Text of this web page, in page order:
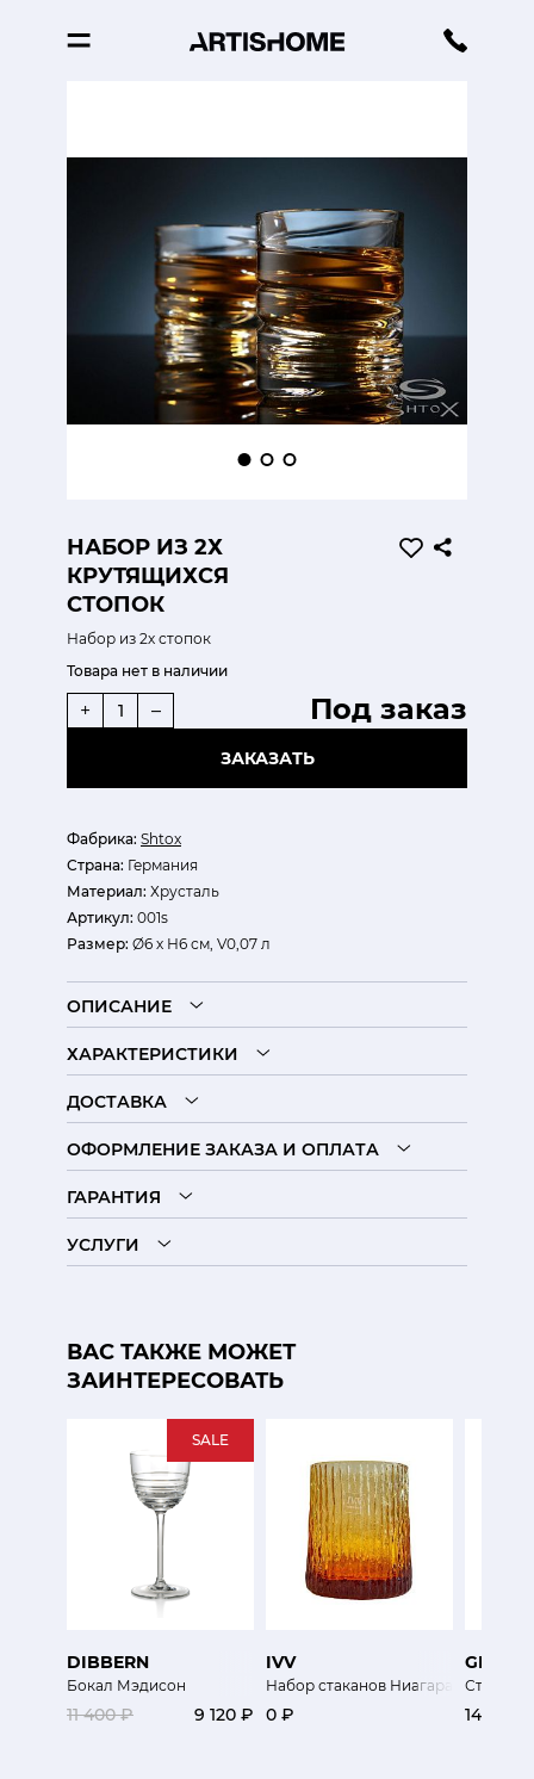
НАБОР ИЗ 2Х
КРУТЯЩИХСЯ
СТОПОК
Набор из 2х стопок
Фабрика: Shtox
Страна: Германия
Материал: Хрусталь
Артикул: 001s
Размер: Ø6 х Н6 см, V0,07 л
Товара нет в наличии
Под заказ
+ –
ЗАКАЗАТЬ
ОПИСАНИЕ
ХАРАКТЕРИСТИКИ
ДОСТАВКА
ОФОРМЛЕНИЕ ЗАКАЗА И ОПЛАТА
ГАРАНТИЯ
УСЛУГИ
ВАС ТАКЖЕ МОЖЕТ
ЗАИНТЕРЕСОВАТЬ
SALE
DIBBERN
Бокал Мэдисон
11 400 ₽ 9 120 ₽
IVV
Набор стаканов Ниагара
0 ₽
Стакан
14 300 ₽